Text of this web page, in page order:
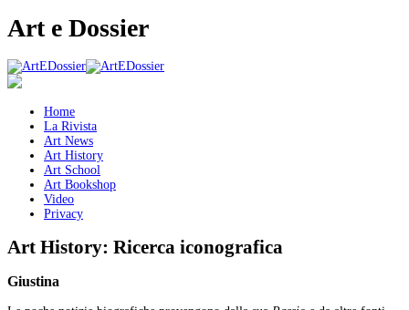
Art e Dossier
Home
La Rivista
Art News
Art History
Art School
Art Bookshop
Video
Privacy
Art History: Ricerca iconografica
Giustina